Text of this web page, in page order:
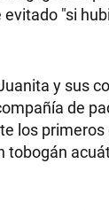
"si
y sus
de
los primeros
tobogán